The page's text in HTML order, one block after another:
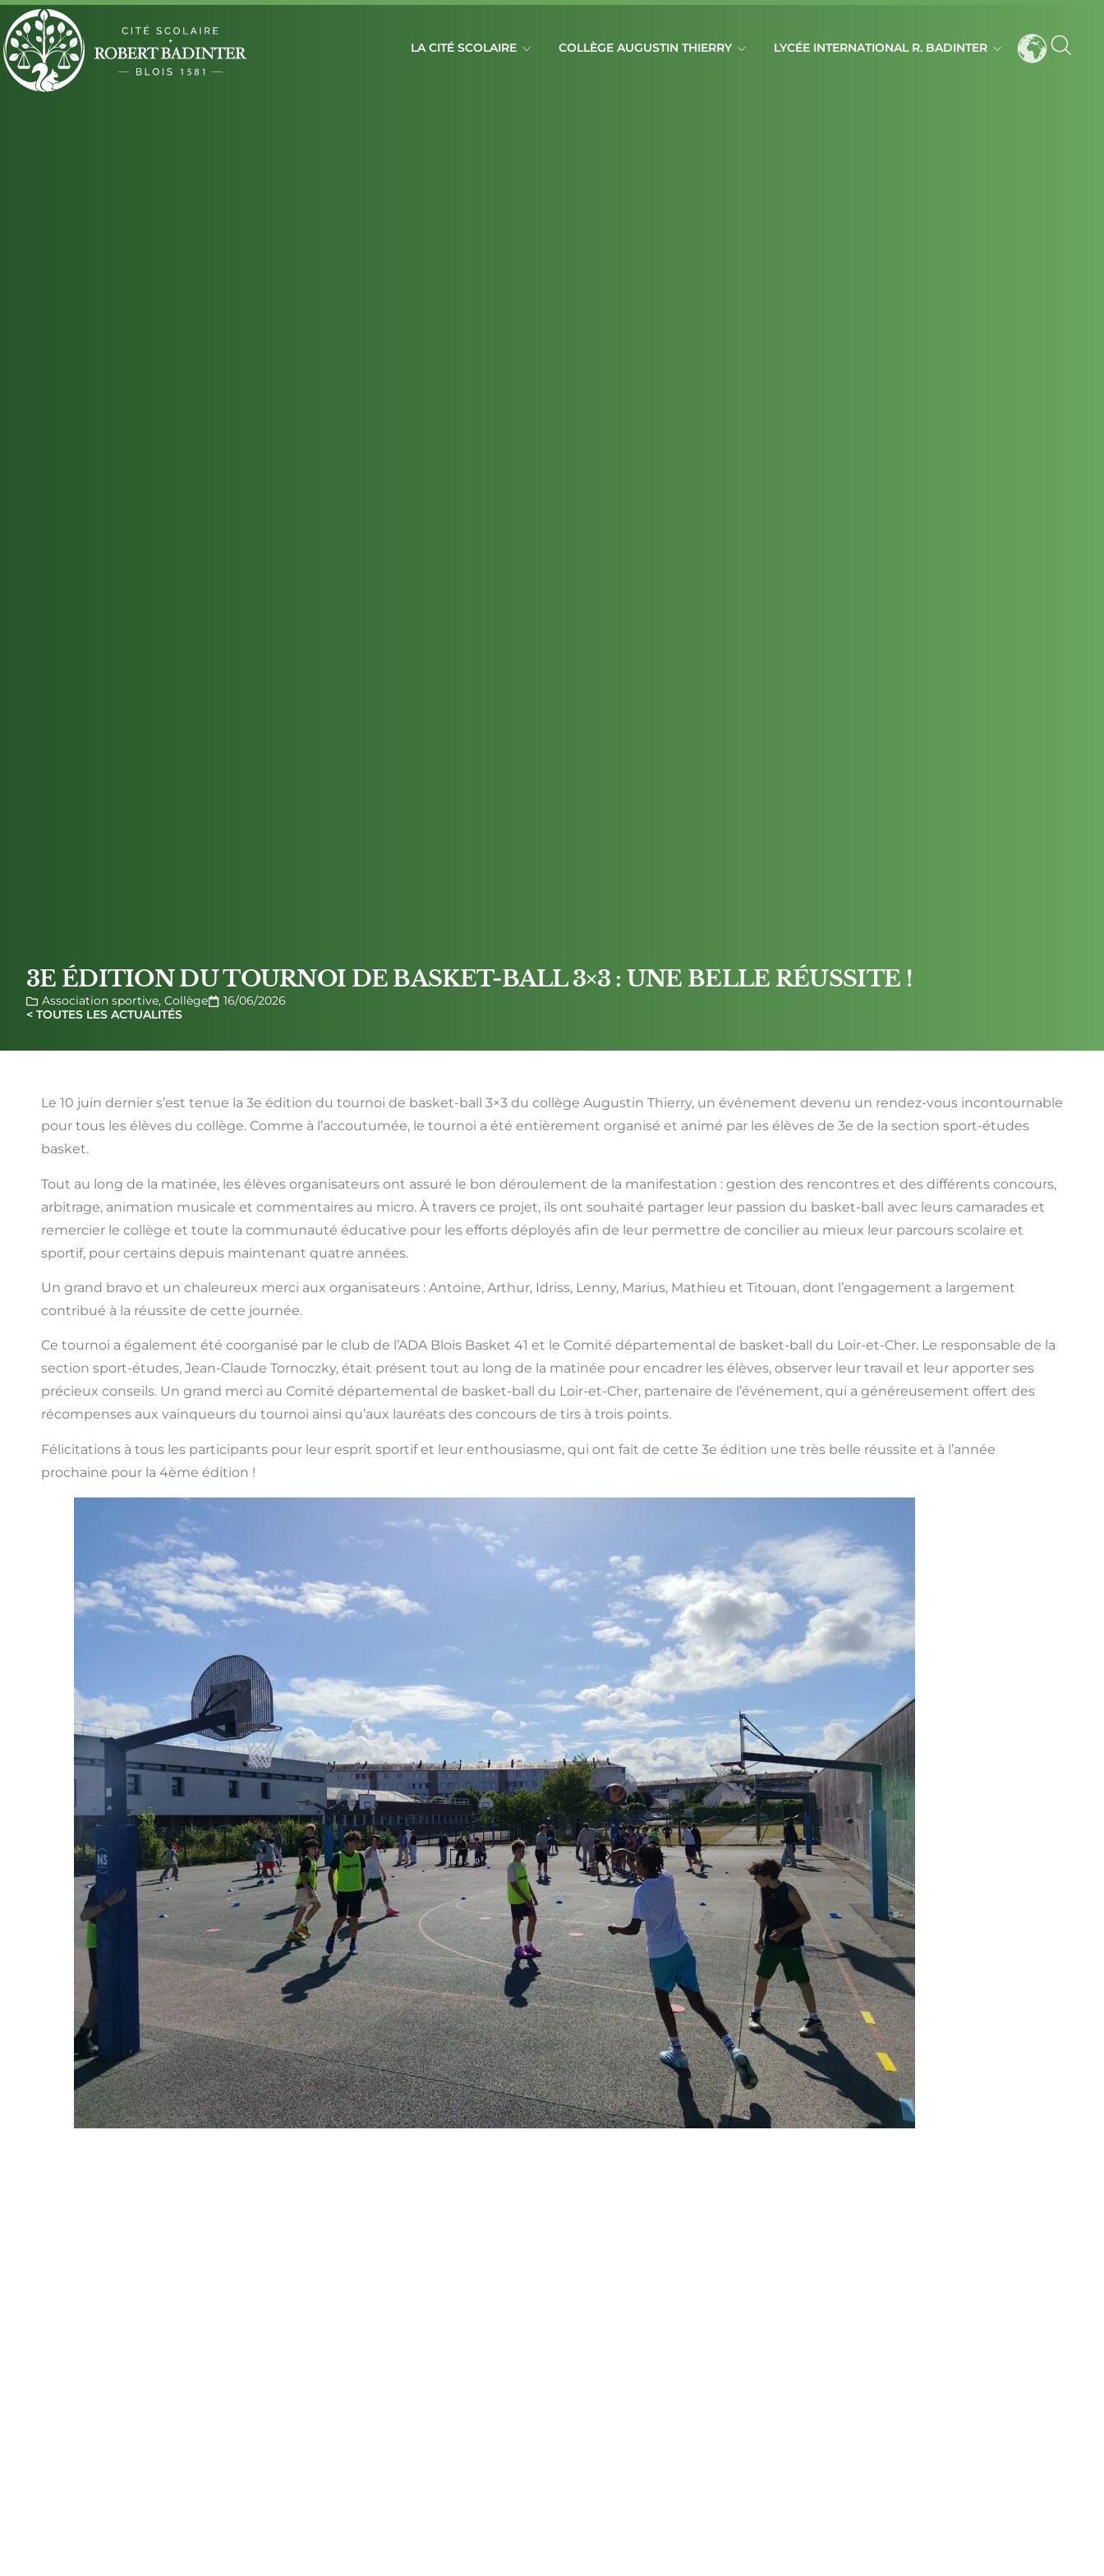
LA CITÉ SCOLAIRE COLLÈGE AUGUSTIN THIERRY LYCÉE INTERNATIONAL R. BADINTER
3E ÉDITION DU TOURNOI DE BASKET-BALL 3×3 : UNE BELLE RÉUSSITE !
Association sportive, Collège
16/06/2026
< TOUTES LES ACTUALITÉS
Le 10 juin dernier s’est tenue la 3e édition du tournoi de basket-ball 3×3 du collège Augustin Thierry, un événement devenu un rendez-vous incontournable
pour tous les élèves du collège. Comme à l’accoutumée, le tournoi a été entièrement organisé et animé par les élèves de 3e de la section sport-études
basket.
Tout au long de la matinée, les élèves organisateurs ont assuré le bon déroulement de la manifestation : gestion des rencontres et des différents concours,
arbitrage, animation musicale et commentaires au micro. À travers ce projet, ils ont souhaité partager leur passion du basket-ball avec leurs camarades et
remercier le collège et toute la communauté éducative pour les efforts déployés afin de leur permettre de concilier au mieux leur parcours scolaire et
sportif, pour certains depuis maintenant quatre années.
Un grand bravo et un chaleureux merci aux organisateurs : Antoine, Arthur, Idriss, Lenny, Marius, Mathieu et Titouan, dont l’engagement a largement
contribué à la réussite de cette journée.
Ce tournoi a également été coorganisé par le club de l’ADA Blois Basket 41 et le Comité départemental de basket-ball du Loir-et-Cher. Le responsable de la
section sport-études, Jean-Claude Tornoczky, était présent tout au long de la matinée pour encadrer les élèves, observer leur travail et leur apporter ses
précieux conseils. Un grand merci au Comité départemental de basket-ball du Loir-et-Cher, partenaire de l’événement, qui a généreusement offert des
récompenses aux vainqueurs du tournoi ainsi qu’aux lauréats des concours de tirs à trois points.
Félicitations à tous les participants pour leur esprit sportif et leur enthousiasme, qui ont fait de cette 3e édition une très belle réussite et à l’année
prochaine pour la 4ème édition !